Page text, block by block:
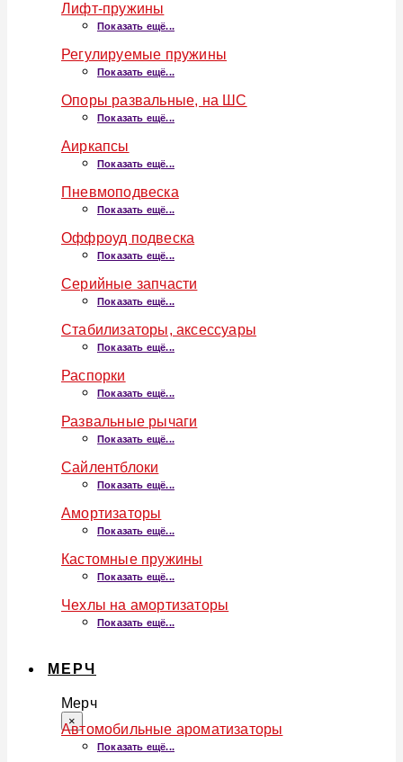
Лифт-пружины
Показать ещё...
Регулируемые пружины
Показать ещё...
Опоры развальные, на ШС
Показать ещё...
Аиркапсы
Показать ещё...
Пневмоподвеска
Показать ещё...
Оффроуд подвеска
Показать ещё...
Серийные запчасти
Показать ещё...
Стабилизаторы, аксессуары
Показать ещё...
Распорки
Показать ещё...
Развальные рычаги
Показать ещё...
Сайлентблоки
Показать ещё...
Амортизаторы
Показать ещё...
Кастомные пружины
Показать ещё...
Чехлы на амортизаторы
Показать ещё...
МЕРЧ
Мерч
×
Автомобильные ароматизаторы
Показать ещё...